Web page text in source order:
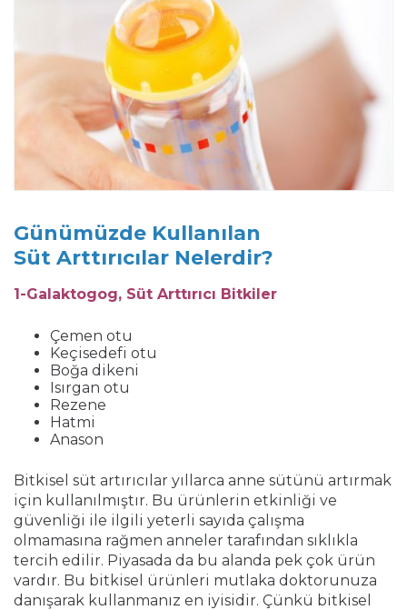
Günümüzde Kullanılan
Süt Arttırıcılar Nelerdir?
1-Galaktogog, Süt Arttırıcı Bitkiler
Çemen otu
Keçisedefi otu
Boğa dikeni
Isırgan otu
Rezene
Hatmi
Anason
Bitkisel süt artırıcılar yıllarca anne sütünü artırmak
için kullanılmıştır. Bu ürünlerin etkinliği ve
güvenliği ile ilgili yeterli sayıda çalışma
olmamasına rağmen anneler tarafından sıklıkla
tercih edilir. Piyasada da bu alanda pek çok ürün
vardır. Bu bitkisel ürünleri mutlaka doktorunuza
danışarak kullanmanız en iyisidir. Çünkü bitkisel